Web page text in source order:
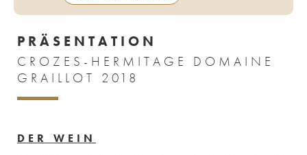
PRÄSENTATION
CROZES-HERMITAGE DOMAINE
GRAILLOT 2018
DER WEIN